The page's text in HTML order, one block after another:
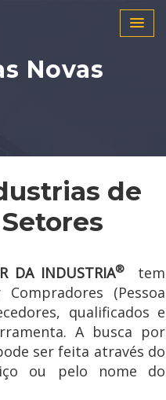
Novas
de
DA INDUSTRIA®tem
(Pessoa
qualificados e
A busca por
ser feita através do
ou pelo nome do